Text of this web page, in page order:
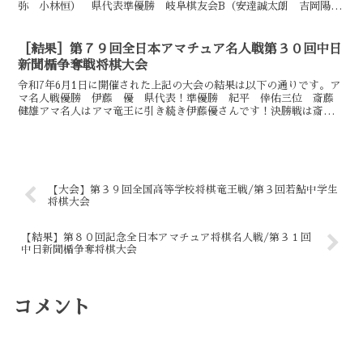
弥 小林恒） 県代表準優勝 岐阜棋友会B（安達誠太朗 吉岡陽
［結果］第７９回全日本アマチュア名人戦第３０回中日
新聞楯争奪戦将棋大会
令和7年6月1日に開催された上記の大会の結果は以下の通りです。ア
マ名人戦優勝 伊藤 優 県代表！準優勝 紀平 倖佑三位 斎藤
健雄アマ名人はアマ竜王に引き続き伊藤優さんです！決勝戦は斎藤さ
【大会】第３９回全国高等学校将棋竜王戦/第３回若鮎中学生
将棋大会
【結果】第８０回記念全日本アマチュア将棋名人戦/第３１回
中日新聞楯争奪将棋大会
コメント